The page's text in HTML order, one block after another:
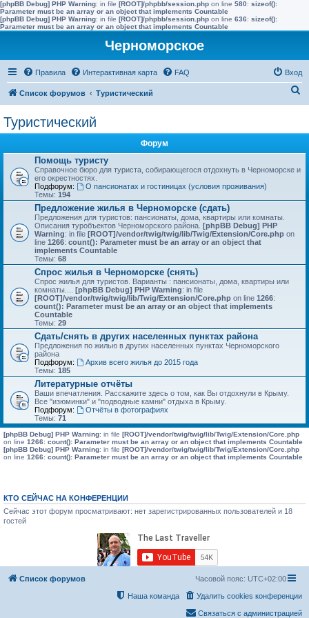
[phpBB Debug] PHP Warning: in file [ROOT]/phpbb/session.php on line 580: sizeof():
Parameter must be an array or an object that implements Countable
[phpBB Debug] PHP Warning: in file [ROOT]/phpbb/session.php on line 636: sizeof():
Parameter must be an array or an object that implements Countable
Черноморское
Правила Интерактивная карта FAQ Вход
Список форумов Туристический
Туристический
Форум
Помощь туристу
Справочное бюро для туриста, собирающегося отдохнуть в Черноморске и
его окрестностях.
Подфорум:
О пансионатах и гостиницах (условия проживания)
Темы: 194
Предложение жилья в Черноморске (сдать)
Предложения для туристов: пансионаты, дома, квартиры или комнаты.
Описания туробъектов Черноморского района. [phpBB Debug] PHP
Warning: in file [ROOT]/vendor/twig/twig/lib/Twig/Extension/Core.php on
line 1266: count(): Parameter must be an array or an object that
implements Countable
Темы: 68
Спрос жилья в Черноморске (снять)
Спрос жилья для туристов. Варианты : пансионаты, дома, квартиры или
комнаты.... [phpBB Debug] PHP Warning: in file
[ROOT]/vendor/twig/twig/lib/Twig/Extension/Core.php on line 1266:
count(): Parameter must be an array or an object that implements
Countable
Темы: 29
Сдать/снять в других населенных пунктах района
Предложения по жилью в других населенных пунктах Черноморского
района
Подфорум:
Архив всего жилья до 2015 года
Темы: 185
Литературные отчёты
Ваши впечатления. Расскажите здесь о том, как Вы отдохнули в Крыму.
Все "изюминки" и "подводные камни" отдыха в Крыму.
Подфорум:
Отчёты в фотографиях
Темы: 71
[phpBB Debug] PHP Warning: in file [ROOT]/vendor/twig/twig/lib/Twig/Extension/Core.php
on line 1266: count(): Parameter must be an array or an object that implements Countable
[phpBB Debug] PHP Warning: in file [ROOT]/vendor/twig/twig/lib/Twig/Extension/Core.php
on line 1266: count(): Parameter must be an array or an object that implements Countable
КТО СЕЙЧАС НА КОНФЕРЕНЦИИ
Сейчас этот форум просматривают: нет зарегистрированных пользователей и 18
гостей
Список форумов Часовой пояс: UTC+02:00
Удалить cookies конференции
Наша команда
Связаться с администрацией